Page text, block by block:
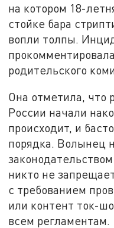
на котором 18-
стойке бара
вопли толпы.
родительского
Она отметила, что
России начали
происходит, и
порядка. Волынец
никто не
с требованием
или контент ток-
всем регламентам.